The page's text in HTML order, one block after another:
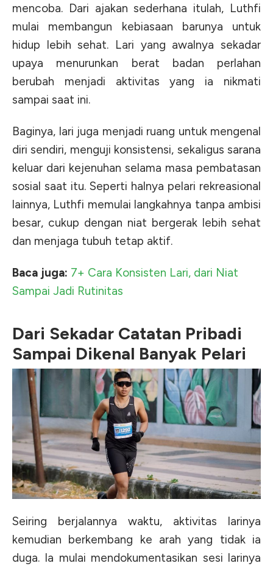
mencoba. Dari ajakan sederhana itulah, Luthfi
mulai membangun kebiasaan barunya untuk
hidup lebih sehat. Lari yang awalnya sekadar
upaya menurunkan berat badan perlahan
berubah menjadi aktivitas yang ia nikmati
sampai saat ini.
Baginya, lari juga menjadi ruang untuk mengenal
diri sendiri, menguji konsistensi, sekaligus sarana
keluar dari kejenuhan selama masa pembatasan
sosial saat itu. Seperti halnya pelari rekreasional
lainnya, Luthfi memulai langkahnya tanpa ambisi
besar, cukup dengan niat bergerak lebih sehat
dan menjaga tubuh tetap aktif.
Baca juga: 7+ Cara Konsisten Lari, dari Niat
Sampai Jadi Rutinitas
Dari Sekadar Catatan Pribadi
Sampai Dikenal Banyak Pelari
Seiring berjalannya waktu, aktivitas larinya
kemudian berkembang ke arah yang tidak ia
duga. Ia mulai mendokumentasikan sesi larinya